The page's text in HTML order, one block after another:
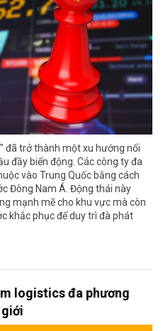
đã trở thành một xu hướng nổi
đầy biến động. Các công ty đa
vào Trung Quốc bằng cách
Đông Nam Á. Động thái này
mạnh mẽ cho khu vực mà còn
khắc phục để duy trì đà phát
logistics đa phương